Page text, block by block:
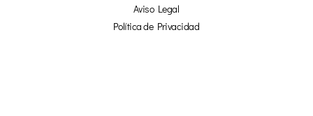
Aviso Legal
Política de Privacidad